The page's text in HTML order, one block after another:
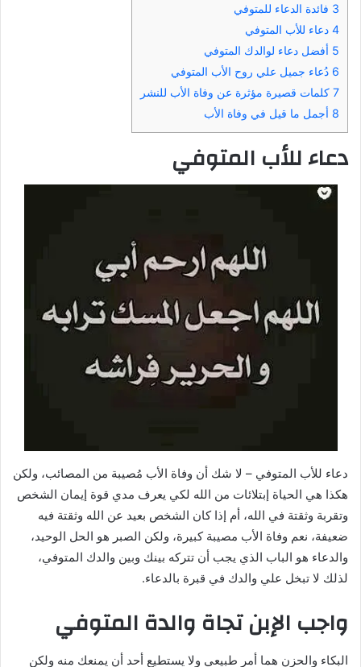
3 فائدة الدعاء للمتوفي
4 دعاء للأب المتوفي
5 أفضل دعاء لوالدك المتوفي
6 دُعاء جميل علي روح الأب المتوفي
7 كلمات قصيرة مؤثرة عن وفاة الأب للنشر
8 أجمل ما قيل في وفاة الأب
دعاء للأب المتوفي
دعاء للأب المتوفي – لا شك أن وفاة الأب مُصيبة من المصائب، ولكن
هكذا هي الحياة إبتلائات من الله لكي يعرف مدي قوة إيمان الشخص
وتقربة وثقتة في الله، أم إذا كان الشخص بعيد عن الله وثقتة فيه
ضعيفة، نعم وفاة الأب مصيبة كبيرة، ولكن الصبر هو الحل الوحيد،
والدعاء هو الباب الذي يجب أن تتركه بينك وبين والدك المتوفي،
لذلك لا تبخل علي والدك في قبرة بالدعاء.
واجب الإبن تجاة والدة المتوفي
البكاء والحزن هما أمر طبيعي ولا يستطيع أحد أن يمنعك منه ولكن